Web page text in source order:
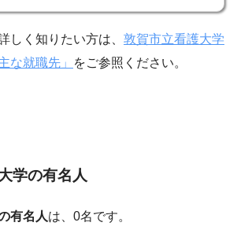
しく知りたい方は、 敦賀市立看護大学
な就職先」
をご参照ください。
学の有名人
有名人は、0名です。